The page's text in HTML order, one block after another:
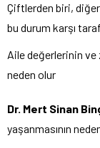
Çiftlerden biri,
bu durum karşı
Aile değerlerinin ve
neden olur
Dr. Mert Sinan
yaşanmasının